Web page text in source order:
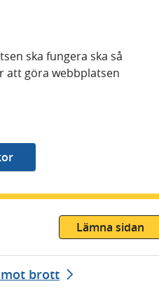
ska fungera ska så
att göra webbplatsen
Lämna sidan
mot brott